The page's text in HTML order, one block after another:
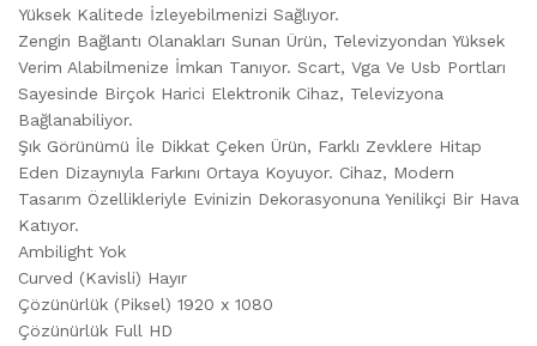
Yüksek Kalitede İzleyebilmenizi Sağlıyor.
Zengin Bağlantı Olanakları Sunan Ürün, Televizyondan Yüksek
Verim Alabilmenize İmkan Tanıyor. Scart, Vga Ve Usb Portları
Sayesinde Birçok Harici Elektronik Cihaz, Televizyona
Bağlanabiliyor.
Şık Görünümü İle Dikkat Çeken Ürün, Farklı Zevklere Hitap
Eden Dizaynıyla Farkını Ortaya Koyuyor. Cihaz, Modern
Tasarım Özellikleriyle Evinizin Dekorasyonuna Yenilikçi Bir Hava
Katıyor.
Ambilight Yok
Curved (Kavisli) Hayır
Çözünürlük (Piksel) 1920 x 1080
Çözünürlük Full HD